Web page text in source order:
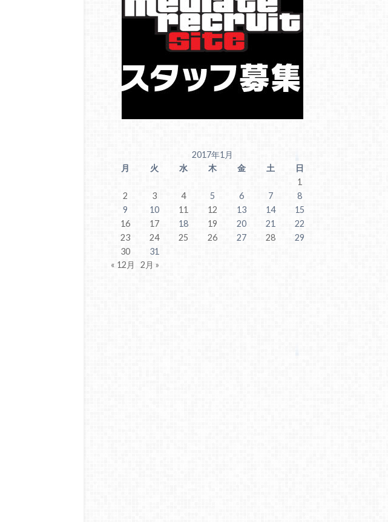
2017年1月
月
火 水 木 金 土
日
1
2
3 4 5 6 7
8
9
10 11 12 13 14
15
16
17 18 19 20 21
22
23
24 25 26 27 28
29
30
31
« 12月
2月 »